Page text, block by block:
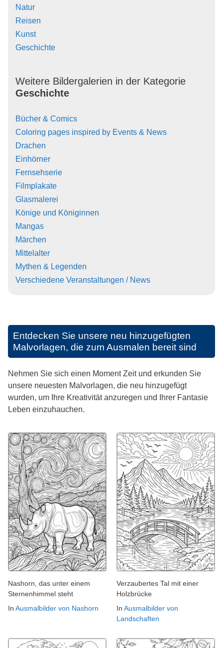
Natur
Reisen
Kunst
Geschichte
Weitere Bildergalerien in der Kategorie
Geschichte
Bücher & Comics
Coloring pages inspired by Events & News
Drachen
Einhörner
Fernsehserie
Filmplakate
Glasmalerei
Könige und Königinnen
Mangas
Märchen
Mittelalter
Mythen & Legenden
Verschiedene Veranstaltungen / News
Entdecken Sie unsere neu hinzugefügten
Malvorlagen, die zum Ausmalen bereit sind
Nehmen Sie sich einen Moment Zeit und erkunden Sie
unsere neuesten Malvorlagen, die neu hinzugefügt
wurden, um Ihre Kreativität anzuregen und Ihrer Fantasie
Leben einzuhauchen.
Nashorn, das unter einem
Sternenhimmel steht
In Ausmalbilder von Nashorn
Verzaubertes Tal mit einer
Holzbrücke
In Ausmalbilder von
Landschaften